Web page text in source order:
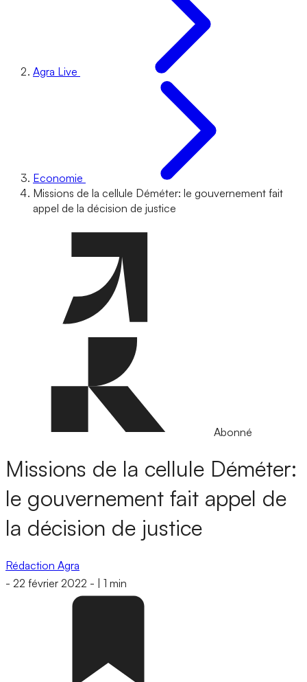
Agra Live
Economie
Missions de la cellule Déméter: le gouvernement fait
appel de la décision de justice
Abonné
Missions de la cellule Déméter:
le gouvernement fait appel de
la décision de justice
Rédaction Agra
- 22 février 2022 - 1 min